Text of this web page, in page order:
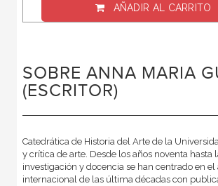
AÑADIR AL CARRITO
SOBRE ANNA MARIA
(ESCRITOR)
Catedrática de Historia del Arte de la
y crítica de arte. Desde los años noventa hasta
investigación y docencia se han centrado en el
internacional de las última décadas con